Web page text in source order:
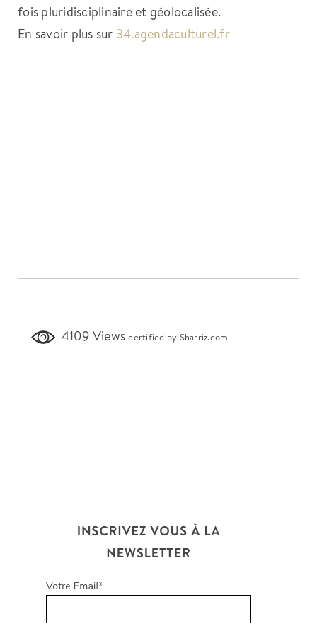
fois pluridisciplinaire et géolocalisée.
En savoir plus sur 34.agendaculturel.fr
4109 Viewscertified by Sharriz.com